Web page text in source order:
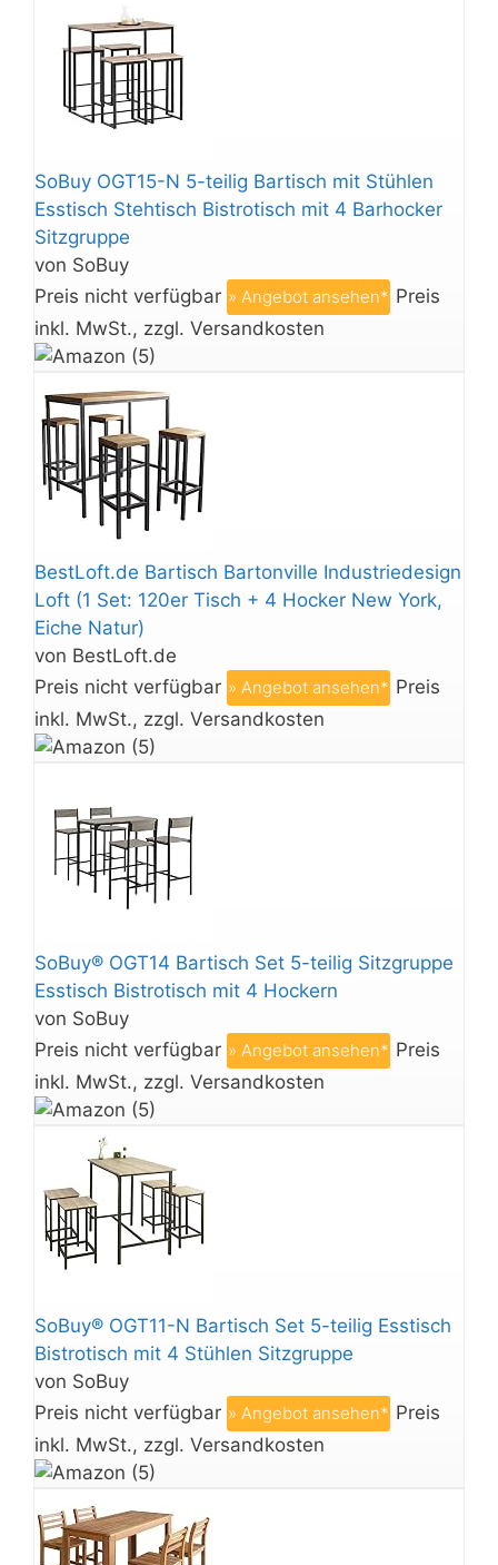
SoBuy OGT15-N 5-teilig Bartisch mit Stühlen
Esstisch Stehtisch Bistrotisch mit 4 Barhocker
Sitzgruppe
von SoBuy
Preis nicht verfügbar » Angebot ansehen* Preis
inkl. MwSt., zzgl. Versandkosten
BestLoft.de Bartisch Bartonville Industriedesign
Loft (1 Set: 120er Tisch + 4 Hocker New York,
Eiche Natur)
von BestLoft.de
Preis nicht verfügbar » Angebot ansehen* Preis
inkl. MwSt., zzgl. Versandkosten
SoBuy® OGT14 Bartisch Set 5-teilig Sitzgruppe
Esstisch Bistrotisch mit 4 Hockern
von SoBuy
Preis nicht verfügbar » Angebot ansehen* Preis
inkl. MwSt., zzgl. Versandkosten
SoBuy® OGT11-N Bartisch Set 5-teilig Esstisch
Bistrotisch mit 4 Stühlen Sitzgruppe
von SoBuy
Preis nicht verfügbar » Angebot ansehen* Preis
inkl. MwSt., zzgl. Versandkosten